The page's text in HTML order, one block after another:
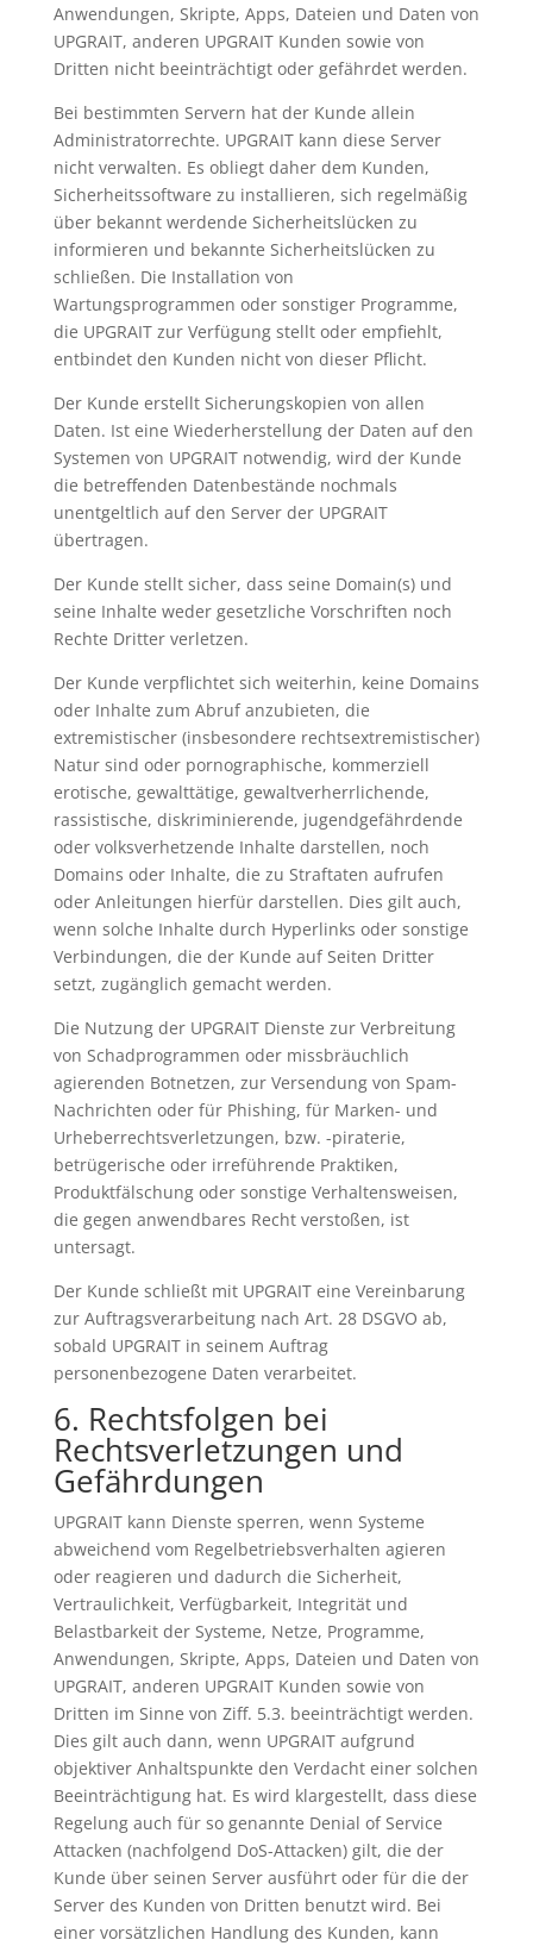
Anwendungen, Skripte, Apps, Dateien und Daten von
UPGRAIT, anderen UPGRAIT Kunden sowie von
Dritten nicht beeinträchtigt oder gefährdet werden.
Bei bestimmten Servern hat der Kunde allein
Administratorrechte. UPGRAIT kann diese Server
nicht verwalten. Es obliegt daher dem Kunden,
Sicherheitssoftware zu installieren, sich regelmäßig
über bekannt werdende Sicherheitslücken zu
informieren und bekannte Sicherheitslücken zu
schließen. Die Installation von
Wartungsprogrammen oder sonstiger Programme,
die UPGRAIT zur Verfügung stellt oder empfiehlt,
entbindet den Kunden nicht von dieser Pflicht.
Der Kunde erstellt Sicherungskopien von allen
Daten. Ist eine Wiederherstellung der Daten auf den
Systemen von UPGRAIT notwendig, wird der Kunde
die betreffenden Datenbestände nochmals
unentgeltlich auf den Server der UPGRAIT
übertragen.
Der Kunde stellt sicher, dass seine Domain(s) und
seine Inhalte weder gesetzliche Vorschriften noch
Rechte Dritter verletzen.
Der Kunde verpflichtet sich weiterhin, keine Domains
oder Inhalte zum Abruf anzubieten, die
extremistischer (insbesondere rechtsextremistischer)
Natur sind oder pornographische, kommerziell
erotische, gewalttätige, gewaltverherrlichende,
rassistische, diskriminierende, jugendgefährdende
oder volksverhetzende Inhalte darstellen, noch
Domains oder Inhalte, die zu Straftaten aufrufen
oder Anleitungen hierfür darstellen. Dies gilt auch,
wenn solche Inhalte durch Hyperlinks oder sonstige
Verbindungen, die der Kunde auf Seiten Dritter
setzt, zugänglich gemacht werden.
Die Nutzung der UPGRAIT Dienste zur Verbreitung
von Schadprogrammen oder missbräuchlich
agierenden Botnetzen, zur Versendung von Spam-
Nachrichten oder für Phishing, für Marken- und
Urheberrechtsverletzungen, bzw. -piraterie,
betrügerische oder irreführende Praktiken,
Produktfälschung oder sonstige Verhaltensweisen,
die gegen anwendbares Recht verstoßen, ist
untersagt.
Der Kunde schließt mit UPGRAIT eine Vereinbarung
zur Auftragsverarbeitung nach Art. 28 DSGVO ab,
sobald UPGRAIT in seinem Auftrag
personenbezogene Daten verarbeitet.
6. Rechtsfolgen bei
Rechtsverletzungen und
Gefährdungen
UPGRAIT kann Dienste sperren, wenn Systeme
abweichend vom Regelbetriebsverhalten agieren
oder reagieren und dadurch die Sicherheit,
Vertraulichkeit, Verfügbarkeit, Integrität und
Belastbarkeit der Systeme, Netze, Programme,
Anwendungen, Skripte, Apps, Dateien und Daten von
UPGRAIT, anderen UPGRAIT Kunden sowie von
Dritten im Sinne von Ziff. 5.3. beeinträchtigt werden.
Dies gilt auch dann, wenn UPGRAIT aufgrund
objektiver Anhaltspunkte den Verdacht einer solchen
Beeinträchtigung hat. Es wird klargestellt, dass diese
Regelung auch für so genannte Denial of Service
Attacken (nachfolgend DoS-Attacken) gilt, die der
Kunde über seinen Server ausführt oder für die der
Server des Kunden von Dritten benutzt wird. Bei
einer vorsätzlichen Handlung des Kunden, kann